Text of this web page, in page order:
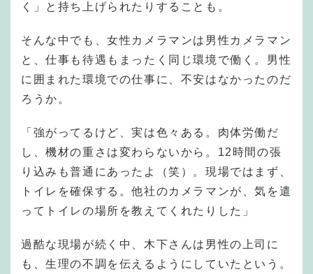
く」と持ち上げられたりすることも。
そんな中でも、女性カメラマンは男性カメラマン
と、仕事も待遇もまったく同じ環境で働く。男性
に囲まれた環境での仕事に、不安はなかったのだ
ろうか。
「強がってるけど、実は色々ある。肉体労働だ
し、機材の重さは変わらないから。12時間の張
り込みも普通にあったよ（笑）。現場ではまず、
トイレを確保する。他社のカメラマンが、気を遣
ってトイレの場所を教えてくれたりした」
過酷な現場が続く中、木下さんは男性の上司に
も、生理の不調を伝えるようにしていたという。